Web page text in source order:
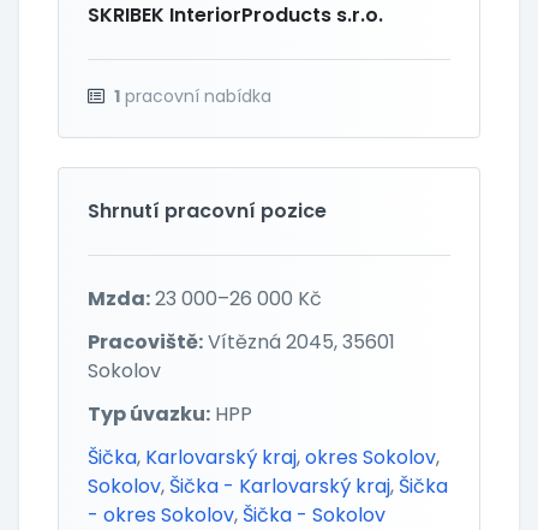
SKRIBEK InteriorProducts s.r.o.
1 pracovní nabídka
Shrnutí pracovní pozice
Mzda:23 000–26 000 Kč
Pracoviště:Vítězná 2045, 35601
Sokolov
Typ úvazku: HPP
Šička, Karlovarský kraj,okres Sokolov,
Sokolov, Šička - Karlovarský kraj, Šička
- okres Sokolov, Šička - Sokolov